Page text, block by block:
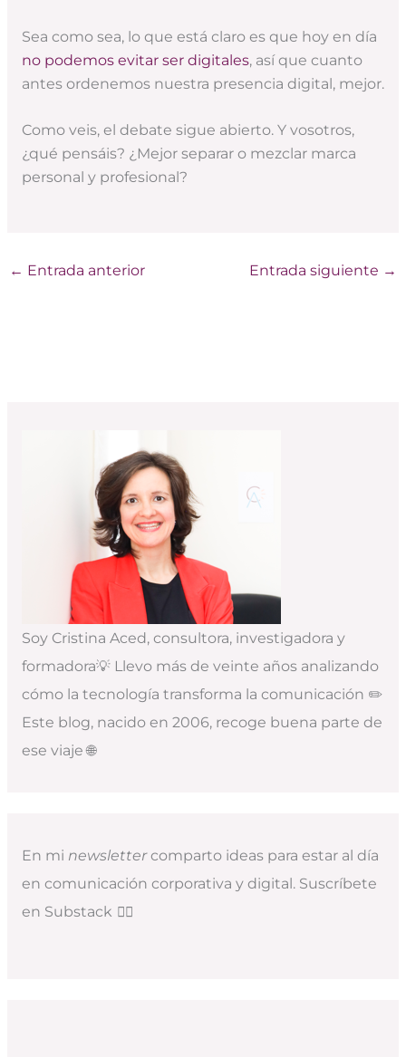
Sea como sea, lo que está claro es que hoy en día
no podemos evitar ser digitales, así que cuanto
antes ordenemos nuestra presencia digital, mejor.
Como veis, el debate sigue abierto. Y vosotros,
¿qué pensáis? ¿Mejor separar o mezclar marca
personal y profesional?
← Entrada anterior Entrada siguiente →
Soy Cristina Aced, consultora, investigadora y
formadora💡 Llevo más de veinte años analizando
cómo la tecnología transforma la comunicación ✏️
Este blog, nacido en 2006, recoge buena parte de
ese viaje 🌐
En mi newslettercomparto ideas para estar al día
en comunicación corporativa y digital. Suscríbete
en Substack 👇🏻